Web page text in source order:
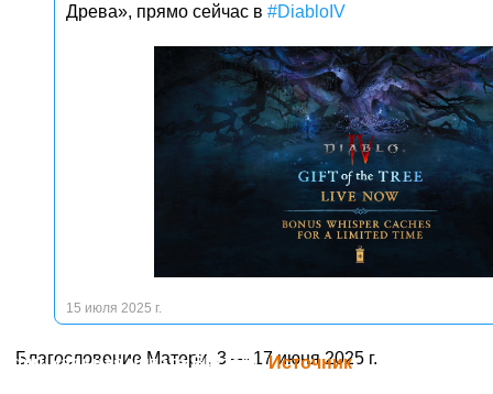
Древа», прямо сейчас в #DiabloIV
15 июля 2025 г.
Благословение Матери, 3 — 17 июня 2025 г.
Официальная цитата Blizzard (Источник)